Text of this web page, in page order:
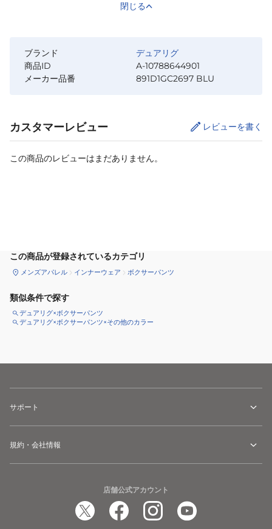
閉じる
ブランド
デュアリグ
商品ID
A-10788644901
メーカー品番
891D1GC2697 BLU
カスタマーレビュー レビューを書く
この商品のレビューはまだありません。
この商品が登録されているカテゴリ
メンズアパレル インナーウェア ボクサーパンツ
類似条件で探す
デュアリグ×ボクサーパンツ
デュアリグ×ボクサーパンツ×その他のカラー
サポート
規約・会社情報
店舗公式アカウント